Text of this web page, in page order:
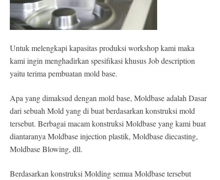
Untuk melengkapi kapasitas produksi workshop kami maka
kami ingin menghadirkan spesifikasi khusus Job description
yaitu terima pembuatan mold base.
Apa yang dimaksud dengan mold base, Moldbase adalah Dasar
dari sebuah Mold yang di buat berdasarkan konstruksi mold
tersebut. Berbagai macam konstruksi Moldbase yang kami buat
diantaranya Moldbase injection plastik, Moldbase diecasting,
Moldbase Blowing, dll.
Berdasarkan konstruksi Molding semua Moldbase tersebut